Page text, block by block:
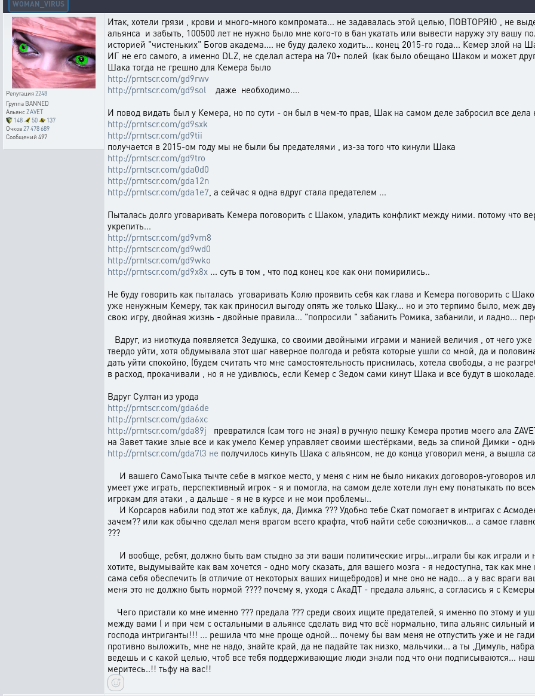
WOMAN_VIRUS
Репутация2248
Группа BANNED
АльянсZAVET
148
50
137
Очков27 478 689
Сообщений 497
Итак, хотели грязи , крови и много-много компромата... не задавалась этой целью, ПОВТОРЯЮ , не
альянса и забыть, 100500 лет не нужно было мне кого-то в бан укатать или вывести наружу эту вашу
историей "чистеньких" Богов академа.... не буду далеко ходить... конец 2015-го года... Кемер злой
ИГ не его самого, а именно DLZ, не сделал астера на 70+ полей (как было обещано Шаком и может
Шака тогда не грешно для Кемера было
http://prntscr.com/gd9rwv
http://prntscr.com/gd9sol даже необходимо....
И повод видать был у Кемера, но по сути - он был в чем-то прав, Шак на самом деле забросил все дела
http://prntscr.com/gd9sxk
http://prntscr.com/gd9tii
получается в 2015-ом году мы не были бы предателями , из-за того что кинули Шака
http://prntscr.com/gd9tro
http://prntscr.com/gda0d0
http://prntscr.com/gda12n
http://prntscr.com/gda1e7, а сейчас я одна вдруг стала предателем ...
Пыталась долго уговаривать Кемера поговорить с Шаком, уладить конфликт между ними. потому что
укрепить...
http://prntscr.com/gd9vm8
http://prntscr.com/gd9wd0
http://prntscr.com/gd9wko
http://prntscr.com/gd9x8x ... суть в том , что под конец кое как они помирились..
Не буду говорить как пыталась уговаривать Колю проявить себя как глава и Кемера поговорить с
уже ненужным Кемеру, так как приносил выгоду опять же только Шаку... но и это терпимо было, меж
свою игру, двойная жизнь - двойные правила... "попросили " забанить Ромика, забанили, и ладно...
Вдруг, из ниоткуда появляется Зедушка, со своими двойными играми и манией величия , от чего
твердо уйти, хотя обдумывала этот шаг наверное полгода и ребята которые ушли со мной, да и
дать уйти спокойно, (будем считать что мне самостоятельность приснилась, хотела свободы, а не
в расход, прокачивали , но я не удивлюсь, если Кемер с Зедом сами кинут Шака и все будут в
Вдруг Султан из урода
http://prntscr.com/gda6de
http://prntscr.com/gda6xc
http://prntscr.com/gda89j превратился (сам того не зная) в ручную пешку Кемера против моего ала
на Завет такие злые все и как умело Кемер управляет своими шестёрками, ведь за спиной Димки -
http://prntscr.com/gda7l3 не получилось кинуть Шака с альянсом, не до конца уговорил меня, а вышла
И вашего СамоТыка тычте себе в мягкое место, у меня с ним не было никаких договоров-уговоров
умеет уже играть, перспективный игрок - я и помогла, на самом деле хотели лун ему понатыкать по
игрокам для атаки , а дальше - я не в курсе и не мои проблемы..
И Корсаров набили под этот же каблук, да, Димка ??? Удобно тебе Скат помогает в интригах с
зачем?? или как обычно сделал меня врагом всего крафта, чтоб найти себе союзничков... а самое
???
И вообще, ребят, должно быть вам стыдно за эти ваши политические игры...играли бы как играли и
хотите, выдумывайте как вам хочется - одно могу сказать, для вашего мозга - я недоступна, так как
сама себя обеспечить (в отличие от некоторых ваших нищебродов) и мне оно не надо... а у вас враги
меня это не должно быть нормой ???? почему я, уходя с АкаДТ - предала альянс, а согласись я с
Чего пристали ко мне именно ??? предала ??? среди своих ищите предателей, я именно по этому и
между вами ( и при чем с остальными в альянсе сделать вид что всё нормально, типа альянс
господа интриганты!!! ... решила что мне проще одной... почему бы вам меня не отпустить уже и не
противно выложить, мне не надо, знайте край, да не падайте так низко, мальчики... а ты ,Димуль,
ведешь и с какой целью, чтоб все тебя поддерживающие люди знали под что они подписываются...
меритесь..!! тьфу на вас!!